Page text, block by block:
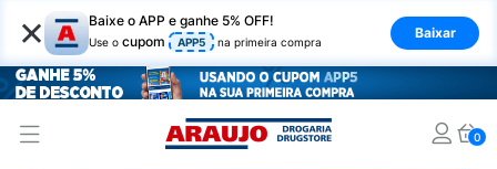
× Baixe o APP e ganhe 5% OFF!
Use o cupom APP5 na primeira compra
Baixar
0